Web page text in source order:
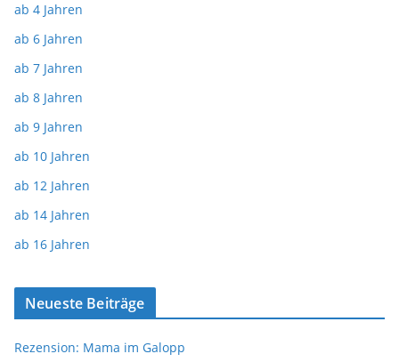
ab 4 Jahren
ab 6 Jahren
ab 7 Jahren
ab 8 Jahren
ab 9 Jahren
ab 10 Jahren
ab 12 Jahren
ab 14 Jahren
ab 16 Jahren
Neueste Beiträge
Rezension: Mama im Galopp